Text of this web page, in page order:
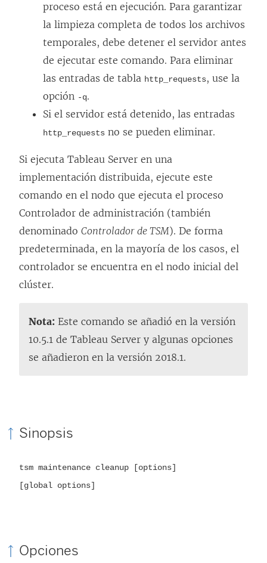
proceso está en ejecución. Para garantizar
la limpieza completa de todos los archivos
temporales, debe detener el servidor antes
de ejecutar este comando. Para eliminar
las entradas de tabla http_requests, use la
opción -q.
Si el servidor está detenido, las entradas
http_requests no se pueden eliminar.
Si ejecuta Tableau Server en una
implementación distribuida, ejecute este
comando en el nodo que ejecuta el proceso
Controlador de administración (también
denominado Controlador de TSM). De forma
predeterminada, en la mayoría de los casos, el
controlador se encuentra en el nodo inicial del
clúster.
Nota: Este comando se añadió en la versión
10.5.1 de Tableau Server y algunas opciones
se añadieron en la versión 2018.1.
Sinopsis
tsm maintenance cleanup [options]
[global options]
Opciones